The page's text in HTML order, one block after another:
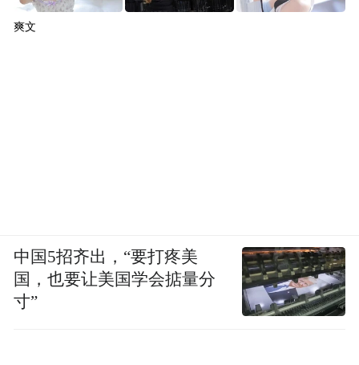
爽文
中国5招齐出，“要打疼美
国，也要让美国学会掂量分
寸”